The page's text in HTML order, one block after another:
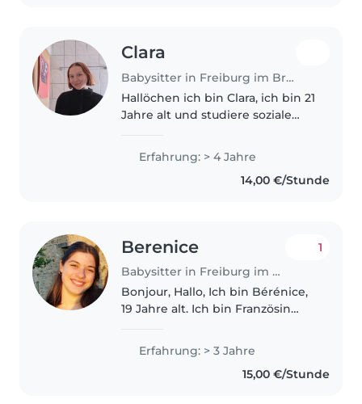
Clara
Babysitter in Freiburg im Breisgau
Hallöchen ich bin Clara, ich bin 21
Jahre alt und studiere soziale
Erfahrung mit Kinderbetreuung
gemacht. Ich habe außerdem..
Erfahrung: > 4 Jahre
14,00 €/Stunde
Berenice
Babysitter in Freiburg im Breisgau
1
Bonjour, Hallo, Ich bin Bérénice,
19 Jahre alt. Ich bin Französin
Physiotherapeutin. Ich habe
bereits viel Erfahrung mit
Kindern : * 9 Monate als Au-pair..
Erfahrung: > 3 Jahre
15,00 €/Stunde